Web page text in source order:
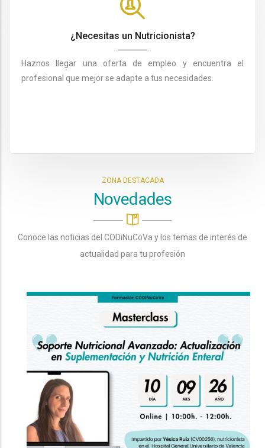
¿Necesitas un Nutricionista?
Haznos llegar una oferta de empleo y encuentra el
profesional que mejor se adapte a tus necesidades.
ZONA DESTACADA
Novedades
Conoce las noticias del CODiNuCoVa y los temas de interés de
actualidad para tu profesión